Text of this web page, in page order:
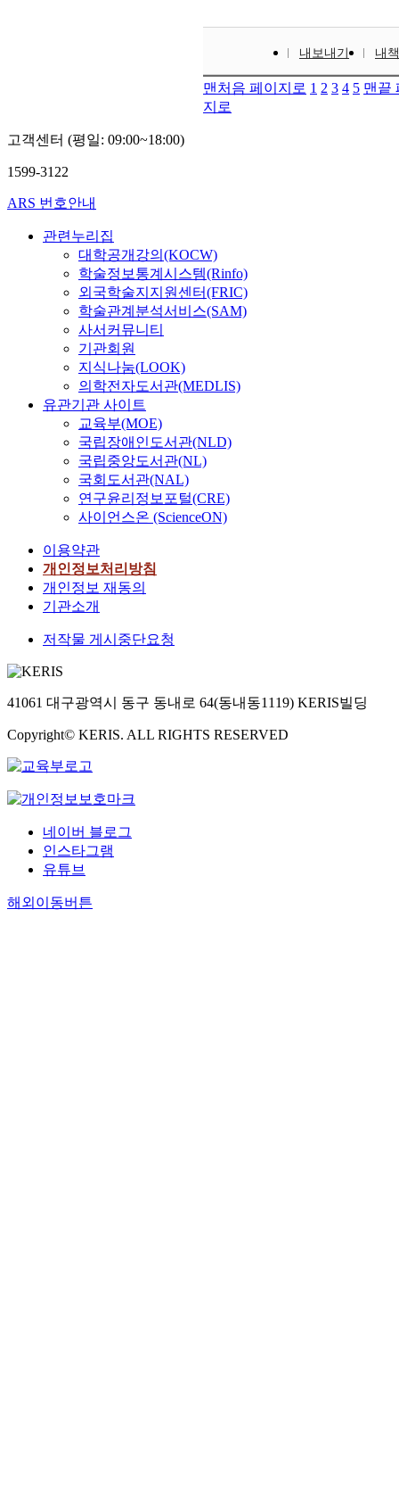
내보내기 내
맨처음 페이지로 1 2 3 4 5 맨끝
지로
고객센터 (평일: 09:00~18:00)
1599-3122
ARS 번호안내
관련누리집
대학공개강의(KOCW)
학술정보통계시스템(Rinfo)
외국학술지지원센터(FRIC)
학술관계분석서비스(SAM)
사서커뮤니티
기관회원
지식나눔(LOOK)
의학전자도서관(MEDLIS)
유관기관 사이트
교육부(MOE)
국립장애인도서관(NLD)
국립중앙도서관(NL)
국회도서관(NAL)
연구윤리정보포털(CRE)
사이언스온 (ScienceON)
이용약관
개인정보처리방침
개인정보 재동의
기관소개
저작물 게시중단요청
41061 대구광역시 동구 동내로 64(동내동1119) KERIS빌딩
Copyright© KERIS. ALL RIGHTS RESERVED
네이버 블로그
인스타그램
유튜브
해외이동버튼